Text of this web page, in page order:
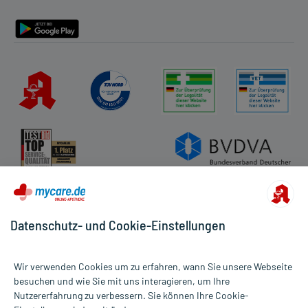
Alle Preise gelten inkl. MwSt., ggf. zzgl. Versandkosten
Datenschutz- und Cookie-Einstellungen
Wir verwenden Cookies um zu erfahren, wann Sie unsere Webseite
besuchen und wie Sie mit uns interagieren, um Ihre
Nutzererfahrung zu verbessern. Sie können Ihre Cookie-